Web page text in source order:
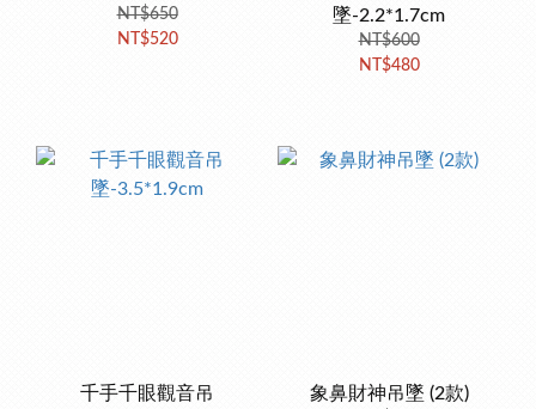
NT$650
NT$520
墜-2.2*1.7cm
NT$600
NT$480
千手千眼觀音吊
象鼻財神吊墜 (2款)